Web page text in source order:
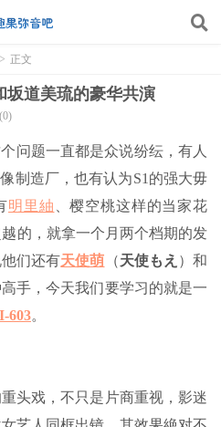
> 正文
坂道美琉的豪华共演
问题一直都是众说纷纭，有人
制造厂，也有认为S1的强大毋
明里紬 、樱空桃这样的当家花
的，就拿一个月两个档期的发
们还有天使萌 （天使もえ ）和
高手，今天我们要学习的就是一
603。
头戏，不只是片商重视，影迷